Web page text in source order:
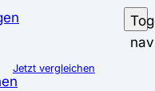
Jetzt vergleichen